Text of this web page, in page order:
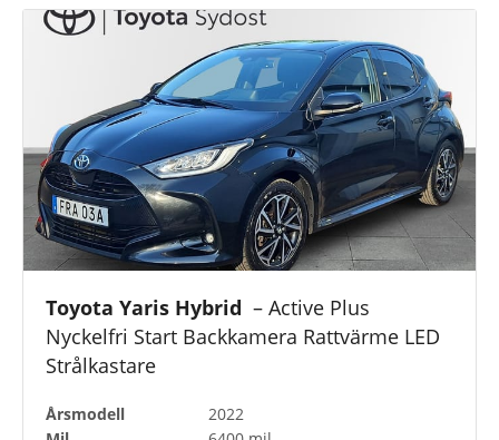
Toyota Yaris Hybrid – Active Plus
Nyckelfri Start Backkamera Rattvärme LED
Strålkastare
Årsmodell
2022